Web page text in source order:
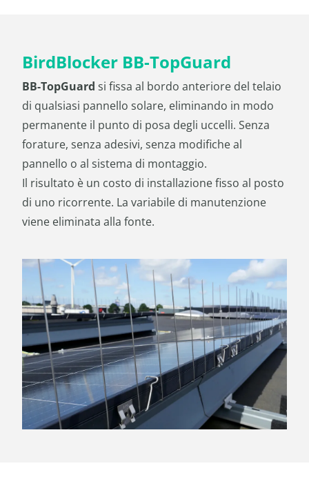
BirdBlocker BB-TopGuard
BB-TopGuard si fissa al bordo anteriore del telaio
di qualsiasi pannello solare, eliminando in modo
permanente il punto di posa degli uccelli. Senza
forature, senza adesivi, senza modifiche al
pannello o al sistema di montaggio.
Il risultato è un costo di installazione fisso al posto
di uno ricorrente. La variabile di manutenzione
viene eliminata alla fonte.